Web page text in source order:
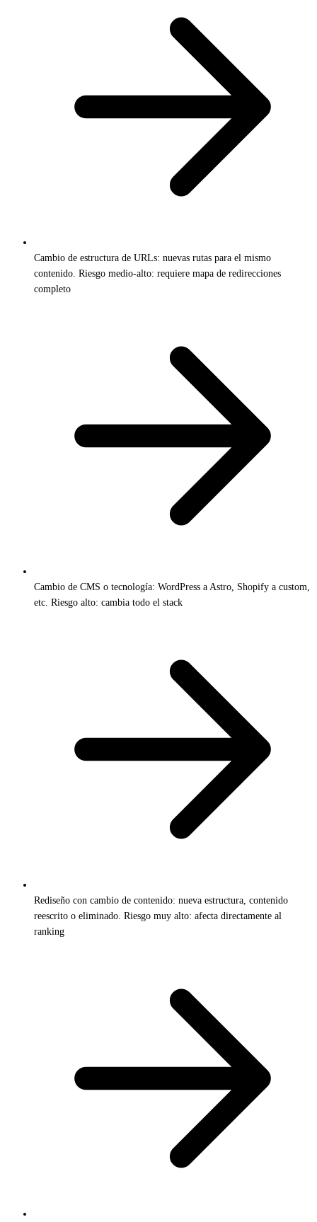
Cambio de estructura de URLs: nuevas rutas para el mismo
contenido. Riesgo medio-alto: requiere mapa de redirecciones
completo
Cambio de CMS o tecnología: WordPress a Astro, Shopify a custom,
etc. Riesgo alto: cambia todo el stack
Rediseño con cambio de contenido: nueva estructura, contenido
reescrito o eliminado. Riesgo muy alto: afecta directamente al
ranking